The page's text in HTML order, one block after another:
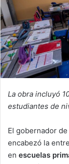
La obra incluyó
estudiantes de
El gobernador de
encabezó la
en escuelas